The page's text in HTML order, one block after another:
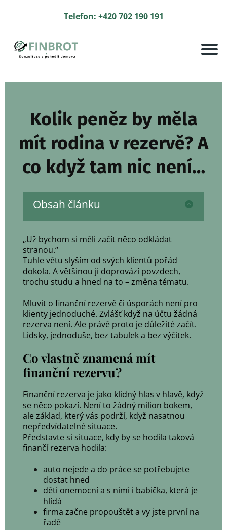
Telefon: +420 702 190 191
Kolik peněz by měla
mít rodina v rezervě? A
co když tam nic není…
Obsah článku
„Už bychom si měli začít něco odkládat
stranou.“
Tuhle větu slyším od svých klientů pořád
dokola. A většinou ji doprovází povzdech,
trochu studu a hned na to – změna tématu.
Mluvit o finanční rezervě či úsporách není pro
klienty jednoduché. Zvlášť když na účtu žádná
rezerva není. Ale právě proto je důležité začít.
Lidsky, jednoduše, bez tabulek a bez výčitek.
Co vlastně znamená mít
finanční rezervu?
Finanční rezerva je jako klidný hlas v hlavě, když
se něco pokazí. Není to žádný milion bokem,
ale základ, který vás podrží, když nasatnou
nepředvídatelné situace.
Představte si situace, kdy by se hodila taková
finančí rezerva hodila:
auto nejede a do práce se potřebujete
dostat hned
děti onemocní a s nimi i babička, která je
hlídá
firma začne propouštět a vy jste první na
řadě